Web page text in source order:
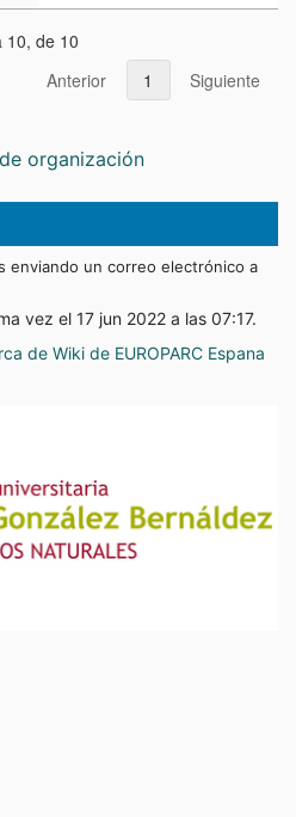
10, de 10
Anterior
1 Siguiente
organización
enviando un correo electrónico a
vez el 17 jun 2022 a las 07:17.
de Wiki de EUROPARC Espana